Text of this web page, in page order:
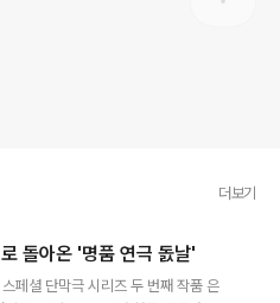
더보기
돌아온 '명품 연극 돐날'
페셜 단막극 시리즈 두 번째 작품 은